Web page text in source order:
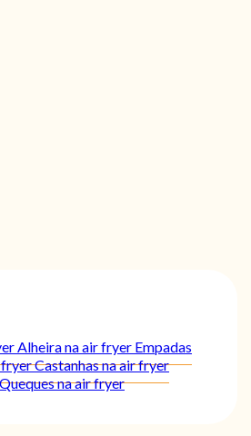
Alheira na air fryer Empadas
fryerCastanhas na air fryer
Queques na air fryer